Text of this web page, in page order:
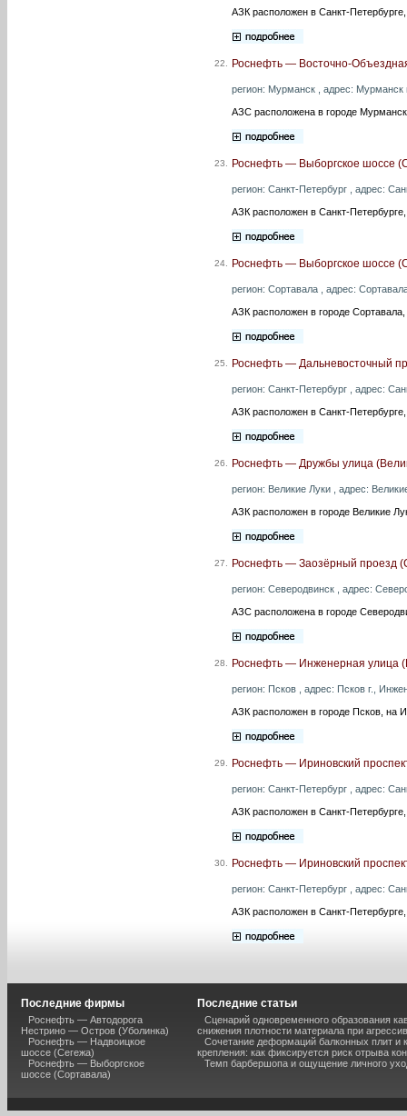
АЗК расположен в Санкт-
22. Роснефть — Восточно-
регион: Мурманск , адрес: Мурманск
АЗС расположена в городе
23. Роснефть — Выборгское шоссе
регион: Санкт-Петербург , адрес:
АЗК расположен в Санкт-
24. Роснефть — Выборгское шоссе
регион: Сортавала , адрес:
АЗК расположен в городе
25. Роснефть — Дальневосточный
регион: Санкт-Петербург , адрес:
АЗК расположен в Санкт-
26. Роснефть — Дружбы улица
регион: Великие Луки , адрес:
АЗК расположен в городе Великие
27. Роснефть — Заозёрный проезд
регион: Северодвинск , адрес:
АЗС расположена в городе
28. Роснефть — Инженерная улица
регион: Псков , адрес: Псков г.,
АЗК расположен в городе Псков, на
29. Роснефть — Ириновский
регион: Санкт-Петербург , адрес:
АЗК расположен в Санкт-
30. Роснефть — Ириновский
регион: Санкт-Петербург , адрес:
АЗК расположен в Санкт-
Последние фирмы
Роснефть — Автодорога
Нестрино — Остров (Уболинка)
Роснефть — Надвоицкое
шоссе (Сегежа)
Роснефть — Выборгское
шоссе (Сортавала)
Последние статьи
Сценарий одновременного образования
снижения плотности материала при
Сочетание деформаций балконных плит и
крепления: как фиксируется риск отрыва
Темп барбершопа и ощущение личного